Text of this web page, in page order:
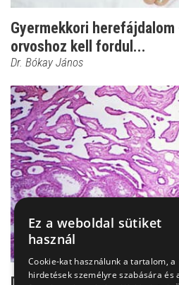
Gyermekkori
orvoshoz kell fordul...
Dr. Bókay János
Ez a weboldal sütiket
használ
Cookie-kat használunk a tartalom, a
hirdetések személyre szabására és